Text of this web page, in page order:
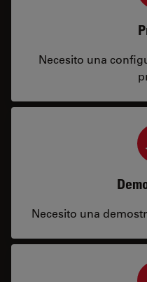
Necesito una
Necesito una